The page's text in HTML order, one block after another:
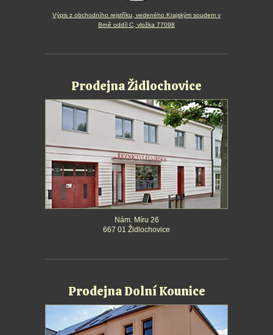
Výpis z obchodního rejstříku, vedeného Krajským soudem v
Brně oddíl C, vložka 77098
Prodejna Židlochovice
Nám. Míru 26
667 01 Židlochovice
Prodejna Dolní Kounice